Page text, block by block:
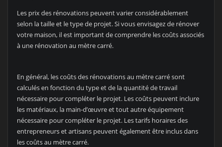
Les prix des rénovations peuvent varier considérablement
selon la taille et le type de projet. Si vous envisagez de rénover
votre maison, il est important de comprendre les coûts associés
à une rénovation au mètre carré.
En général, les coûts des rénovations au mètre carré sont
calculés en fonction du type et de la quantité de travail
nécessaire pour compléter le projet. Les coûts peuvent inclure
les matériaux, la main-d’œuvre et tout autre équipement
nécessaire pour compléter le projet. Les tarifs horaires des
entrepreneurs et artisans peuvent également être inclus dans
les coûts au mètre carré.